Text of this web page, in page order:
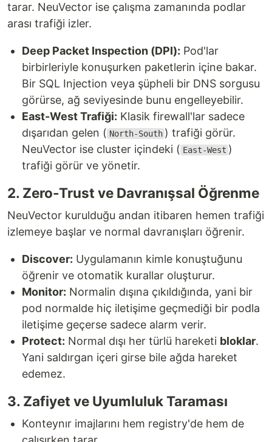
tarar. NeuVector ise çalışma zamanında podlar
arası trafiği izler.
Deep Packet Inspection (DPI): Pod'lar
birbirleriyle konuşurken paketlerin içine bakar.
Bir SQL Injection veya şüpheli bir DNS sorgusu
görürse, ağ seviyesinde bunu engelleyebilir.
East-West Trafiği: Klasik firewall'lar sadece
dışarıdan gelen ( North-South ) trafiği görür.
NeuVector ise cluster içindeki ( East-West )
trafiği görür ve yönetir.
2. Zero-Trust ve Davranışsal Öğrenme
NeuVector kurulduğu andan itibaren hemen trafiği
izlemeye başlar ve normal davranışları öğrenir.
Discover: Uygulamanın kimle konuştuğunu
öğrenir ve otomatik kurallar oluşturur.
Monitor: Normalin dışına çıkıldığında, yani bir
pod normalde hiç iletişime geçmediği bir podla
iletişime geçerse sadece alarm verir.
Protect: Normal dışı her türlü hareketi bloklar.
Yani saldırgan içeri girse bile ağda hareket
edemez.
3. Zafiyet ve Uyumluluk Taraması
Konteynır imajlarını hem registry'de hem de